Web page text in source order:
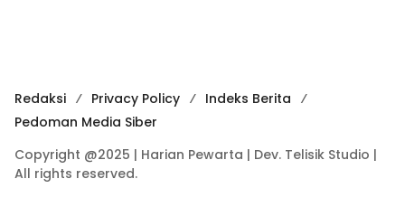
Redaksi Privacy Policy
Indeks Berita
Pedoman Media Siber
Copyright @2025 | Harian Pewarta | Dev. Telisik Studio |
All rights reserved.